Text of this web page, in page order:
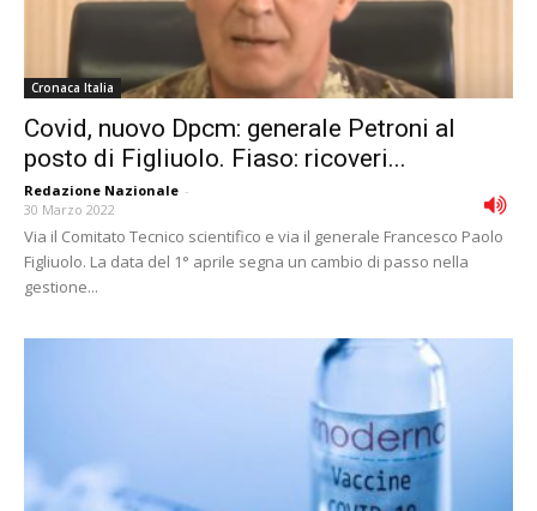
Cronaca Italia
Covid, nuovo Dpcm: generale Petroni al
posto di Figliuolo. Fiaso: ricoveri...
Redazione Nazionale -
30 Marzo 2022
Via il Comitato Tecnico scientifico e via il generale Francesco Paolo
Figliuolo. La data del 1° aprile segna un cambio di passo nella
gestione...